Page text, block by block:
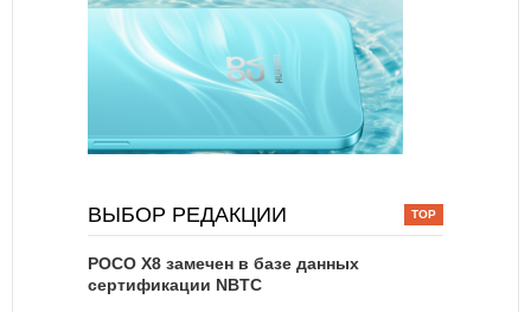
ВЫБОР РЕДАКЦИИ
POCO X8 замечен в базе данных
сертификации NBTC